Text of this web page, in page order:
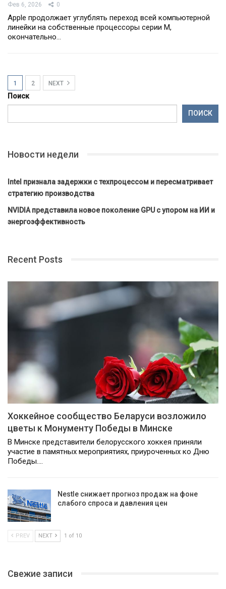
Фев 6, 2026 0
Apple продолжает углублять переход всей компьютерной
линейки на собственные процессоры серии M,
окончательно…
1 2 NEXT
Поиск
ПОИСК
Новости недели
Intel признала задержки с техпроцессом и пересматривает
стратегию производства
NVIDIA представила новое поколение GPU с упором на ИИ и
энергоэффективность
Recent Posts
Хоккейное сообщество Беларуси возложило
цветы к Монументу Победы в Минске
В Минске представители белорусского хоккея приняли
участие в памятных мероприятиях, приуроченных ко Дню
Победы.…
Nestle снижает прогноз продаж на фоне
слабого спроса и давления цен
PREV NEXT 1 of 10
Свежие записи